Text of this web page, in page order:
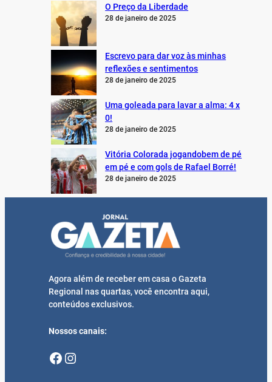
O Preço da Liberdade
28 de janeiro de 2025
Escrevo para dar voz às minhas
reflexões e sentimentos
28 de janeiro de 2025
Uma goleada para lavar a alma: 4 x
0!
28 de janeiro de 2025
Vitória Colorada jogandobem de pé
em pé e com gols de Rafael Borré!
28 de janeiro de 2025
Agora além de receber em casa o Gazeta
Regional nas quartas, você encontra aqui,
conteúdos exclusivos.
Nossos canais:
Facebook Instagram